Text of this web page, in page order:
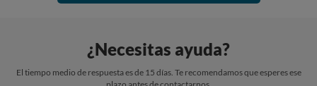
¿Necesitas ayuda?
El tiempo medio de respuesta es de 15 días. Te recomendamos que esperes ese